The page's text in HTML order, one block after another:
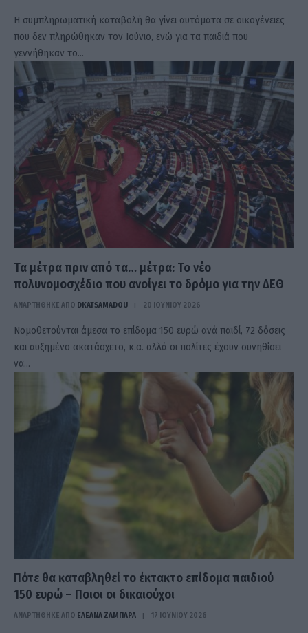
Η συμπληρωματική καταβολή θα γίνει αυτόματα σε οικογένειες
που δεν πληρώθηκαν τον Ιούνιο, ενώ για τα παιδιά που
γεννήθηκαν το…
Τα μέτρα πριν από τα… μέτρα: Το νέο
πολυνομοσχέδιο που ανοίγει το δρόμο για την ΔΕΘ
ΑΝΑΡΤΗΘΗΚΕ ΑΠΟ DKATSAMADOU 20 ΙΟΥΝΊΟΥ 2026
Νομοθετούνται άμεσα το επίδομα 150 ευρώ ανά παιδί, 72 δόσεις
και αυξημένο ακατάσχετο, κ.α. αλλά οι πολίτες έχουν συνηθίσει
να…
Πότε θα καταβληθεί το έκτακτο επίδομα παιδιού
150 ευρώ – Ποιοι οι δικαιούχοι
ΑΝΑΡΤΗΘΗΚΕ ΑΠΟ ΕΛΕΑΝΑ ΖΑΜΠΑΡΑ 17 ΙΟΥΝΊΟΥ 2026